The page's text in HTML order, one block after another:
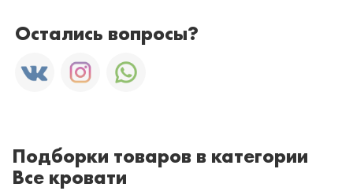
Остались вопросы?
Подборки товаров в категории
Все кровати